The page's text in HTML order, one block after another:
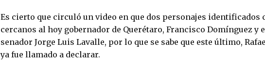
Es cierto que circuló un video en que dos personajes identificados
cercanos al hoy gobernador de Querétaro, Francisco Domínguez y
senador Jorge Luis Lavalle, por lo que se sabe que este último,
ya fue llamado a declarar.